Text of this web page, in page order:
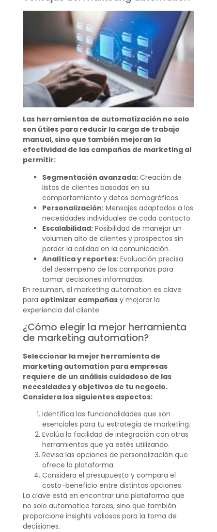
Las herramientas de automatización no solo
son útiles para reducir la carga de trabajo
manual, sino que también mejoran la
efectividad de las campañas de marketing al
permitir:
Segmentación avanzada:Creación de
listas de clientes basadas en su
comportamiento y datos demográficos.
Personalización:Mensajes adaptados a las
necesidades individuales de cada contacto.
Escalabilidad:Posibilidad de manejar un
volumen alto de clientes y prospectos sin
perder la calidad en la comunicación.
Analítica y reportes:Evaluación precisa
del desempeño de las campañas para
tomar decisiones informadas.
En resumen, el marketing automation es clave
para optimizar campañasy mejorar la
experiencia del cliente.
¿Cómo elegir la mejor herramienta
de marketing automation?
Seleccionar la mejor herramienta de
marketing automation para empresas
requiere de un análisis cuidadoso de las
necesidades y objetivos de tu negocio.
Considera los siguientes aspectos:
Identifica las funcionalidades que son
esenciales para tu estrategia de marketing.
Evalúa la facilidad de integración con otras
herramientas que ya estés utilizando.
Revisa las opciones de personalización que
ofrece la plataforma.
Considera el presupuesto y compara el
costo-beneficio entre distintas opciones.
La clave está en encontrar una plataforma que
no solo automatice tareas, sino que también
proporcione insights valiosos para la toma de
decisiones.